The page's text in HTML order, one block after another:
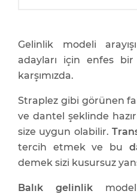
Gelinlik modeli
adayları için enfes bir
karşımızda.
Straplez gibi görünen
ve dantel şeklinde
size uygun olabilir.
tercih etmek ve bu
demek sizi kusursuz
Balık gelinlik